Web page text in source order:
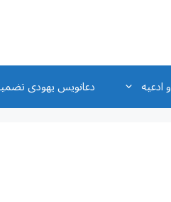
ادعیه
دعانویس یهودی